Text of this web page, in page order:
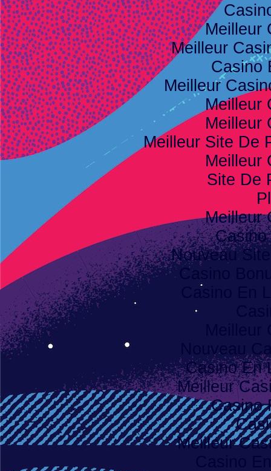
Meilleur
Meilleur
Casino
Meilleur
Meilleur
Meilleur
Meilleur Site De
Meilleur
Site De
Meilleur
Casino
Nouveau
Casino
Casino En
Nouveau
Casino En
Meilleur
Casino
Meilleur